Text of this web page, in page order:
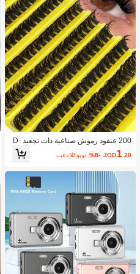
200 عنقود رموش صناعية ذات تجعيد D-
Curl فضفاضة لل- DIY، 80 عنقود رموش
ذات تجعيد D-Curl بدرجة 0.07 مم وبطو
عية كثيفة وطويلة، رموش فردية ملتوية، ر
موش رفيعة وطويلة، رموش ممتدة كالكر
تون، مناسبة للمبتدئين للاستخدام في المن
زل. 200 عنقود رموش صناعية كثيفة جدًا،
200 عنقود رموش بسعة كبيرة، عناقيد ر
موش، رموش فردية، رموش صناعية
JOD1.20
%8- بعد الكوبون